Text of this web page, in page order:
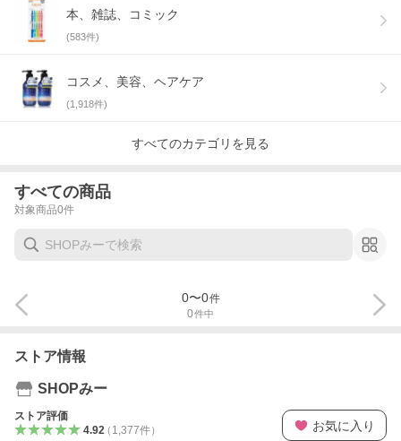
本、雑誌、コミック
(583件)
コスメ、美容、ヘアケア
(1,918件)
すべてのカテゴリを見る
すべての商品
対象商品0件
0件中
0〜0件
ストア情報
SHOPみー
ストア評価
4.92（ 1,377件） お気に入り